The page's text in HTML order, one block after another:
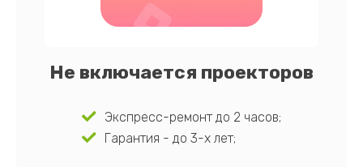
Не включается проекторов
Экспресс-ремонт до 2 часов;
Гарантия - до 3-х лет;